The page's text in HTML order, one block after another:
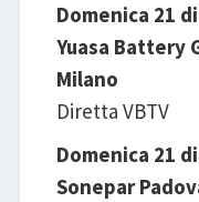
Domenica 21
Yuasa Battery
Milano
Diretta VBTV
Domenica 21
Sonepar